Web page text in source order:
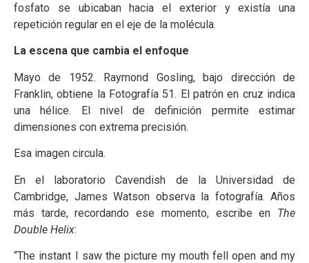
fosfato se ubicaban hacia el exterior y existía una
repetición regular en el eje de la molécula.
La escena que cambia el enfoque
Mayo de 1952. Raymond Gosling, bajo dirección de
Franklin, obtiene la Fotografía 51. El patrón en cruz indica
una hélice. El nivel de definición permite estimar
dimensiones con extrema precisión.
Esa imagen circula.
En el laboratorio Cavendish de la Universidad de
Cambridge, James Watson observa la fotografía. Años
más tarde, recordando ese momento, escribe en The
Double Helix:
“The instant I saw the picture my mouth fell open and my